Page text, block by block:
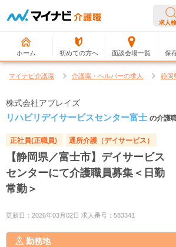
求人
ホーム 初めての方へ 面談会場一覧 保
マイナビ介護職 介護職・ヘルパーの求人 静岡
株式会社アブレイズ
リハビリデイサービスセンター富士 の介護
正社員(正職員) 通所介護（デイサービス）
【静岡県／富士市】デイサービス
センターにて介護職員募集＜日勤
常勤＞
更新日：2026年03月02日 求人番号：583341
勤務地